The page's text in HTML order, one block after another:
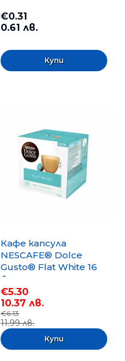
€0.31
0.61 лв.
Кафе капсула
NESCAFE® Dolce
Gusto® Flat White 16
бр.
€5.30
10.37 лв.
€6.13
11.99 лв.